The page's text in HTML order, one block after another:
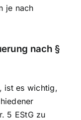
je nach
nach §
ist es wichtig,
5 EStG zu